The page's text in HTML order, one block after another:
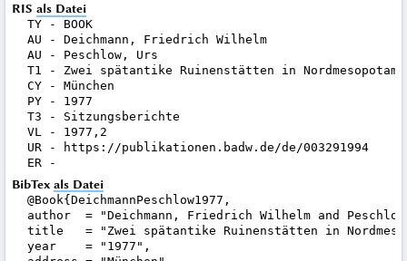
RIS als Datei
TY - BOOK
AU - Deichmann, Friedrich Wilhelm
AU - Peschlow, Urs
T1 - Zwei spätantike Ruinenstätten in
CY - München
PY - 1977
T3 - Sitzungsberichte
VL - 1977,2
UR - https://publikationen.badw.de/de/003291994
BibTex als Datei
@Book{DeichmannPeschlow1977,
author  = "Deichmann, Friedrich Wilhelm and
title   = "Zwei spätantike Ruinenstätten in
year    = "1977",